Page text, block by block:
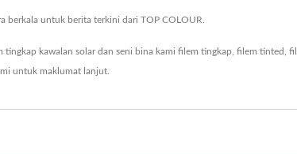
berkala untuk berita terkini dari TOP COLOUR.
tingkap kawalan solar dan seni bina kami filem tingkap filem tinted
untuk maklumat lanjut.